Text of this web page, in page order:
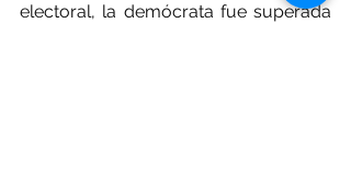
electoral, la demócrata fue superada